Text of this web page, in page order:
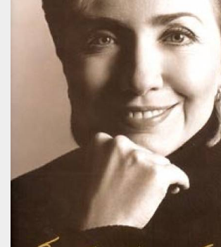
Παγκόσμια Ποίηση
Βιβλία για Παιδιά
Εφηβική Λογοτεχνία
Ελληνικό Θέατρο
Παγκόσμιο Θέατρο
Ιστορία
Βιογραφίες
Ψυχολογία